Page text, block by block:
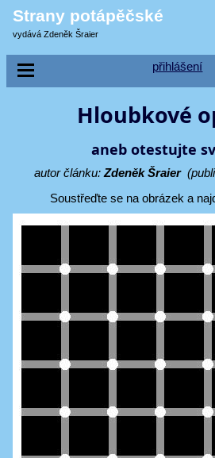
Strany potápěčské
vydává Zdeněk Šraier
přihlášení
Hloubkové
aneb otestujte
autor článku:Zdeněk Šraier
Soustřeďte se na obrázek a